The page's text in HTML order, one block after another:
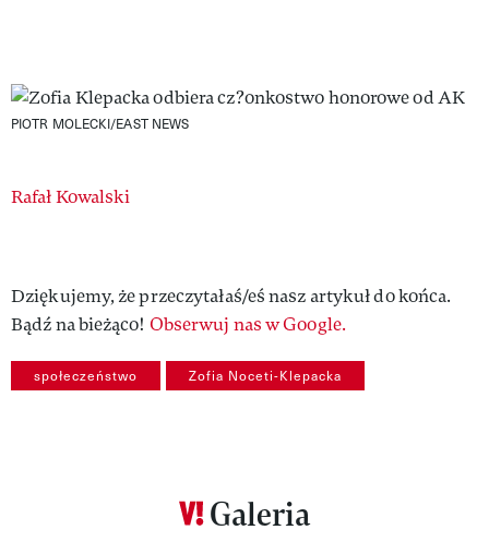
PIOTR MOLECKI/EAST NEWS
Authors
Rafał Kowalski
Dziękujemy, że przeczytałaś/eś nasz artykuł do końca.
Bądź na bieżąco! Obserwuj nas w Google.
społeczeństwo Zofia Noceti-Klepacka
Galeria